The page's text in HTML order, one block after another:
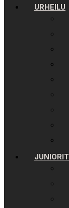
URHEILU
JUNIORIT